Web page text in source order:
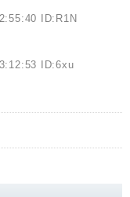
ID:R1N
ID:6xu